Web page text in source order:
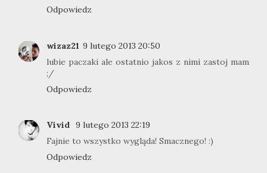
Odpowiedz
wizaz21 9 lutego 2013 20:50
lubie paczaki ale ostatnio jakos z nimi zastoj mam
;/
Odpowiedz
Vivid 9 lutego 2013 22:19
Fajnie to wszystko wygląda! Smacznego! :)
Odpowiedz